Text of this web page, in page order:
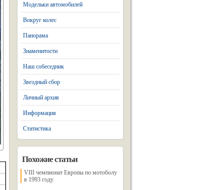
Модельки автомобилей
Вокруг колес
Панорама
Знаменитости
Наш собеседник
Звездный сбор
Личный архив
Информация
Статистика
Похожие статьи
VIII чемпионат Европы по мотоболу
в 1993 году